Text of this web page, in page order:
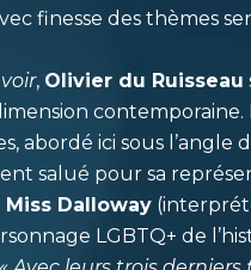
finesse des thèmes
, Olivier du Ruisseau
abordé ici sous l’angle
salué pour sa
Miss Dalloway
LGBTQ+ de